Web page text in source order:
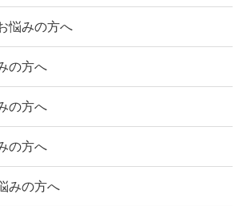
悩みの方へ
の方へ
の方へ
の方へ
みの方へ